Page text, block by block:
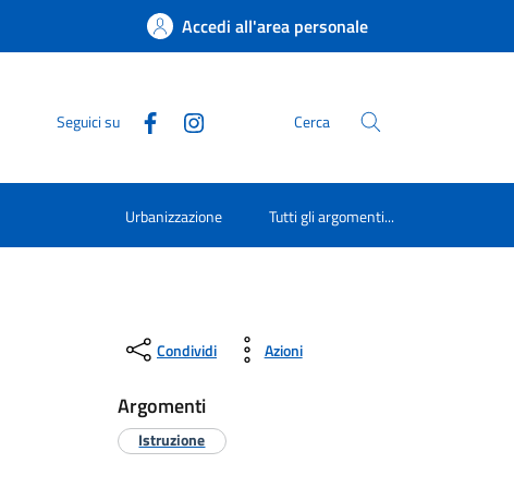
Accedi all'area personale
Seguici su Cerca
Urbanizzazione Tutti gli argomenti...
Condividi Azioni
Argomenti
Istruzione